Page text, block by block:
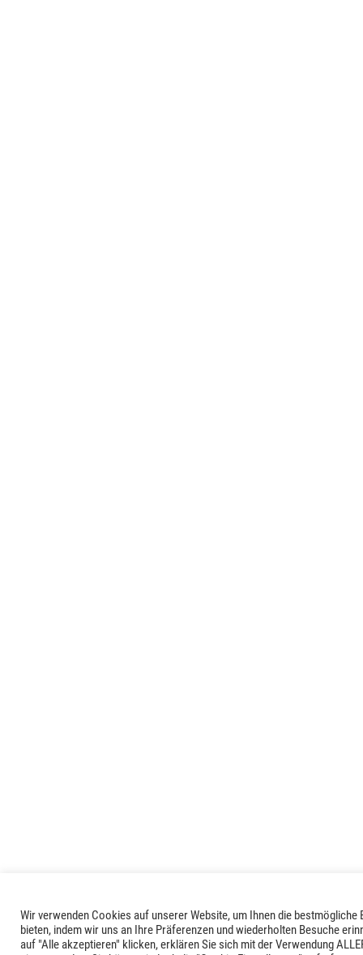
Wir verwenden Cookies auf unserer Website, um Ihnen die bestmögliche
bieten, indem wir uns an Ihre Präferenzen und wiederholten Besuche
auf "Alle akzeptieren" klicken, erklären Sie sich mit der Verwendung